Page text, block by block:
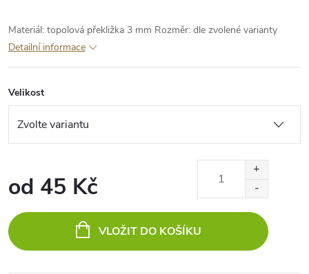
Materiál: topolová překližka 3 mm Rozměr: dle zvolené varianty
Detailní informace
Velikost
od 45 Kč
cena:
VLOŽIT DO KOŠÍKU